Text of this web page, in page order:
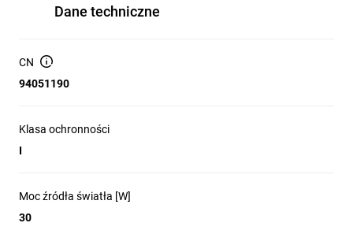
Dane techniczne
CN
94051190
Klasa ochronności
I
Moc źródła światła [W]
30